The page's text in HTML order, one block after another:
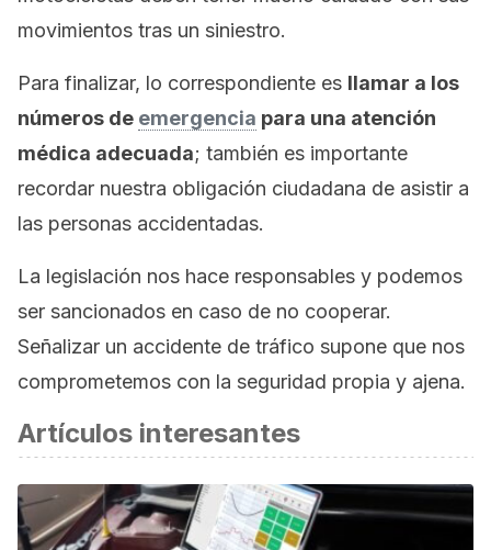
movimientos tras un siniestro.
Para finalizar, lo correspondiente es llamar a los
números de emergencia para una atención
médica adecuada; también es importante
recordar nuestra obligación ciudadana de asistir a
las personas accidentadas.
La legislación nos hace responsables y podemos
ser sancionados en caso de no cooperar.
Señalizar un accidente de tráfico supone que nos
comprometemos con la seguridad propia y ajena.
Artículos interesantes